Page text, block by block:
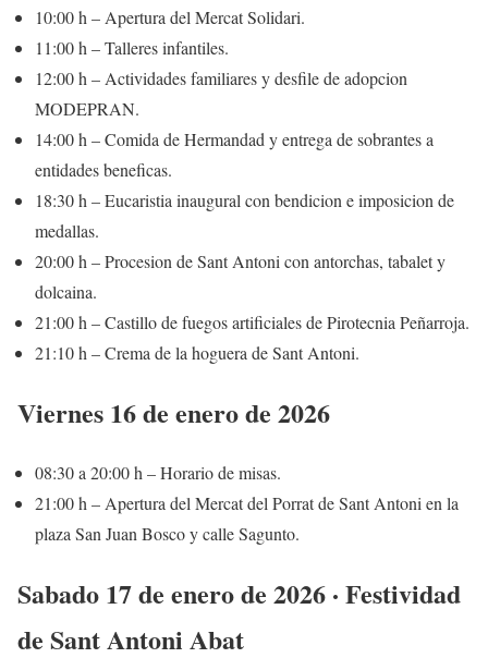
10:00 h – Apertura del Mercat Solidari.
11:00 h – Talleres infantiles.
12:00 h – Actividades familiares y desfile de adopcion
MODEPRAN.
14:00 h – Comida de Hermandad y entrega de sobrantes a
entidades beneficas.
18:30 h – Eucaristia inaugural con bendicion e imposicion de
medallas.
20:00 h – Procesion de Sant Antoni con antorchas, tabalet y
dolcaina.
21:00 h – Castillo de fuegos artificiales de Pirotecnia Peñarroja.
21:10 h – Crema de la hoguera de Sant Antoni.
Viernes 16 de enero de 2026
08:30 a 20:00 h – Horario de misas.
21:00 h – Apertura del Mercat del Porrat de Sant Antoni en la
plaza San Juan Bosco y calle Sagunto.
Sabado 17 de enero de 2026 · Festividad
de Sant Antoni Abat